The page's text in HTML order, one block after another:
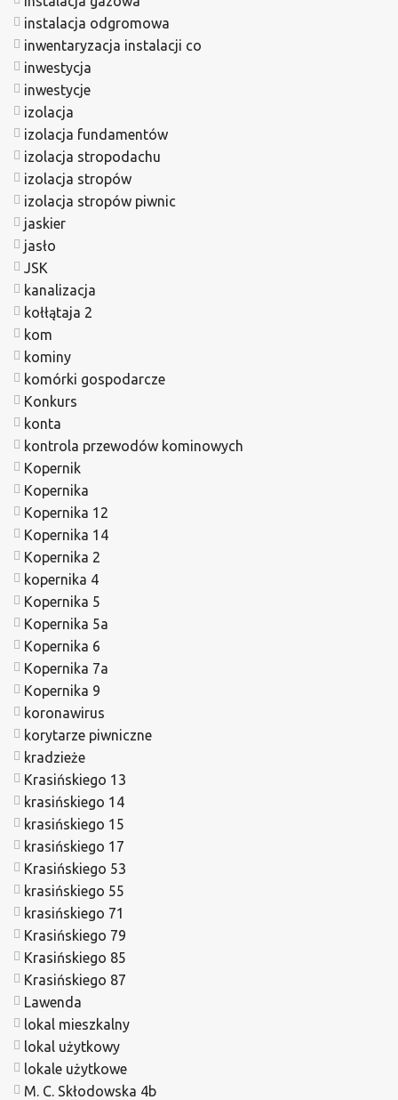
instalacja odgromowa
inwentaryzacja instalacji co
inwestycja
inwestycje
izolacja
izolacja fundamentów
izolacja stropodachu
izolacja stropów
izolacja stropów piwnic
jaskier
jasło
JSK
kanalizacja
kołłątaja 2
kom
kominy
komórki gospodarcze
Konkurs
konta
kontrola przewodów kominowych
Kopernik
Kopernika
Kopernika 12
Kopernika 14
Kopernika 2
kopernika 4
Kopernika 5
Kopernika 5a
Kopernika 6
Kopernika 7a
Kopernika 9
koronawirus
korytarze piwniczne
kradzieże
Krasińskiego 13
krasińskiego 14
krasińskiego 15
krasińskiego 17
Krasińskiego 53
krasińskiego 55
krasińskiego 71
Krasińskiego 79
Krasińskiego 85
Krasińskiego 87
Lawenda
lokal mieszkalny
lokal użytkowy
lokale użytkowe
M. C. Skłodowska 4b